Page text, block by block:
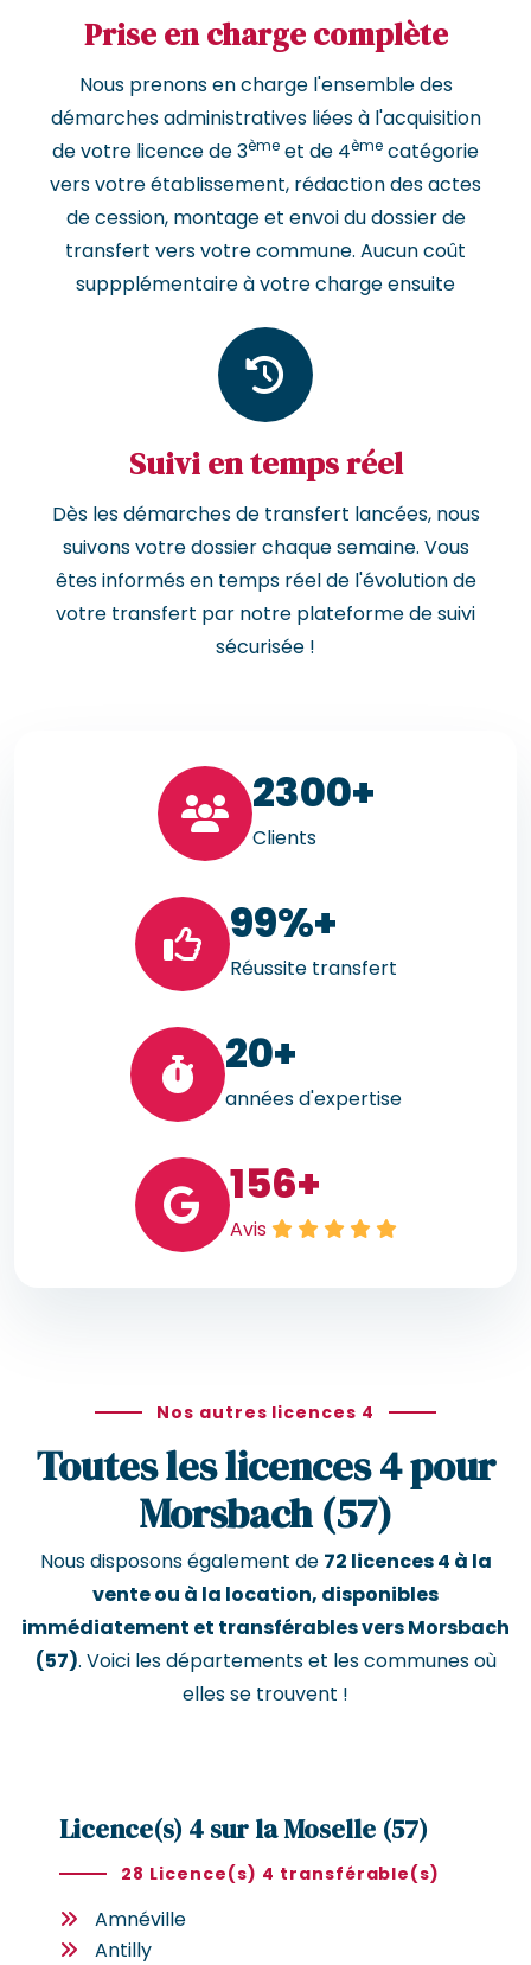
Prise en charge complète
Nous prenons en charge l'ensemble des
démarches administratives liées à l'acquisition
de votre licence de 3ème et de 4ème catégorie
vers votre établissement, rédaction des actes
de cession, montage et envoi du dossier de
transfert vers votre commune. Aucun coût
suppplémentaire à votre charge ensuite
Suivi en temps réel
Dès les démarches de transfert lancées, nous
suivons votre dossier chaque semaine. Vous
êtes informés en temps réel de l'évolution de
votre transfert par notre plateforme de suivi
sécurisée !
2300+
Clients
99%+
Réussite transfert
20+
années d'expertise
156+
Avis
Nos autres licences 4
Toutes les licences 4 pour
Morsbach (57)
Nous disposons également de 72 licences 4 à la
vente ou à la location, disponibles
immédiatement et transférables vers Morsbach
(57). Voici les départements et les communes où
elles se trouvent !
Licence(s) 4 sur la Moselle (57)
28 Licence(s) 4 transférable(s)
Amnéville
Antilly